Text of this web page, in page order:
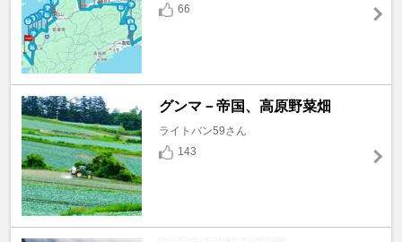
66
グンマ－帝国、高原野菜畑
ライトバン59さん
143